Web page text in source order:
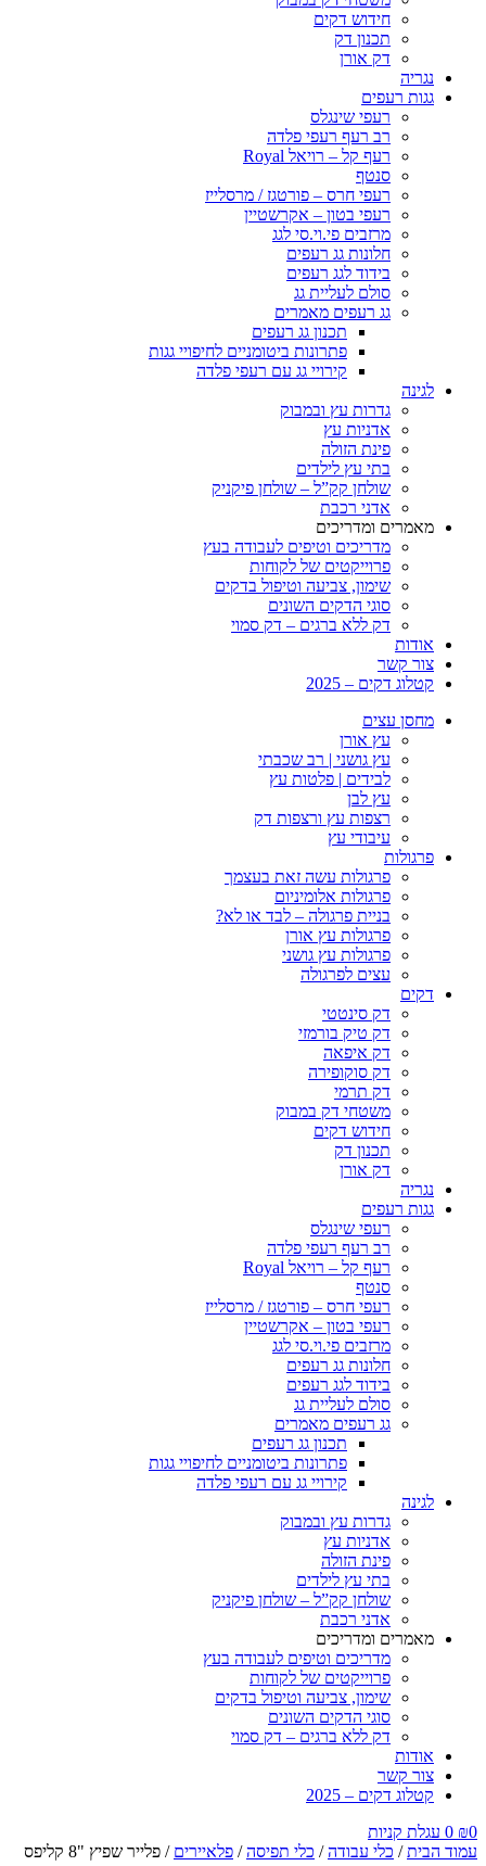
חידוש דקים
תכנון דק
דק אורן
נגריה
גגות רעפים
רעפי שינגלס
רב רעף רעפי פלדה
רעף קל – רויאל Royal
סנטף
רעפי חרס – פורטגז / מרסלייז
רעפי בטון – אקרשטיין
מרזבים פי.וי.סי לגג
חלונות גג רעפים
בידוד לגג רעפים
סולם לעליית גג
גג רעפים מאמרים
תכנון גג רעפים
פתרונות ביטומניים לחיפויי גגות
קירויי גג עם רעפי פלדה
לגינה
גדרות עץ ובמבוק
אדניות עץ
פינת הזולה
בתי עץ לילדים
שולחן קק”ל – שולחן פיקניק
אדני רכבת
מאמרים ומדריכים
מדריכים וטיפים לעבודה בעץ
פרוייקטים של לקוחות
שימון, צביעה וטיפול בדקים
סוגי הדקים השונים
דק ללא ברגים – דק סמוי
אודות
צור קשר
קטלוג דקים – 2025
מחסן עצים
עץ אורן
עץ גושני | רב שכבתי
לבידים | פלטות עץ
עץ לבן
רצפות עץ ורצפות דק
עיבודי עץ
פרגולות
פרגולות עשה זאת בעצמך
פרגולות אלומיניום
בניית פרגולה – לבד או לא?
פרגולות עץ אורן
פרגולות עץ גושני
עצים לפרגולה
דקים
דק סינטטי
דק טיק בורמזי
דק איפאה
דק סוקופירה
דק תרמי
משטחי דק במבוק
חידוש דקים
תכנון דק
דק אורן
נגריה
גגות רעפים
רעפי שינגלס
רב רעף רעפי פלדה
רעף קל – רויאל Royal
סנטף
רעפי חרס – פורטגז / מרסלייז
רעפי בטון – אקרשטיין
מרזבים פי.וי.סי לגג
חלונות גג רעפים
בידוד לגג רעפים
סולם לעליית גג
גג רעפים מאמרים
תכנון גג רעפים
פתרונות ביטומניים לחיפויי גגות
קירויי גג עם רעפי פלדה
לגינה
גדרות עץ ובמבוק
אדניות עץ
פינת הזולה
בתי עץ לילדים
שולחן קק”ל – שולחן פיקניק
אדני רכבת
מאמרים ומדריכים
מדריכים וטיפים לעבודה בעץ
פרוייקטים של לקוחות
שימון, צביעה וטיפול בדקים
סוגי הדקים השונים
דק ללא ברגים – דק סמוי
אודות
צור קשר
קטלוג דקים – 2025
₪0
0 עגלת קניות
עמוד הבית/ כלי עבודה/ כלי תפיסה/ פלאיירים / פלייר שפיץ "8 קליפס